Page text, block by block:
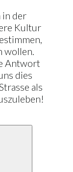
in der
Kultur
wollen.
Antwort
dies
als